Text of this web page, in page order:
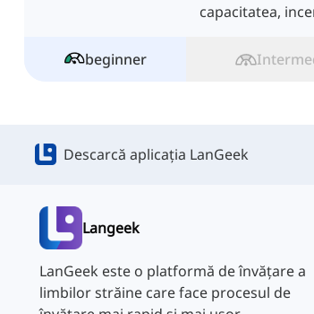
capacitatea,
beginner
Descarcă aplicația LanGeek
Langeek
LanGeek este o platformă de învățare a
limbilor străine care face procesul de